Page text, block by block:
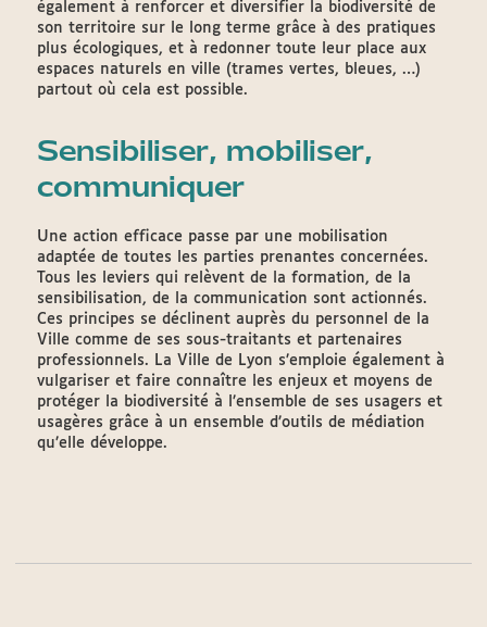
également à renforcer et diversifier la biodiversité de
son territoire sur le long terme grâce à des pratiques
plus écologiques, et à redonner toute leur place aux
espaces naturels en ville (trames vertes, bleues, …)
partout où cela est possible.
Sensibiliser, mobiliser,
communiquer
Une action efficace passe par une mobilisation
adaptée de toutes les parties prenantes concernées.
Tous les leviers qui relèvent de la formation, de la
sensibilisation, de la communication sont actionnés.
Ces principes se déclinent auprès du personnel de la
Ville comme de ses sous-traitants et partenaires
professionnels. La Ville de Lyon s’emploie également à
vulgariser et faire connaître les enjeux et moyens de
protéger la biodiversité à l’ensemble de ses usagers et
usagères grâce à un ensemble d’outils de médiation
qu’elle développe.